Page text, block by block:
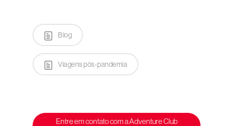
Blog
Viagens pós-pandemia
Entre em contato com a Adventure Club